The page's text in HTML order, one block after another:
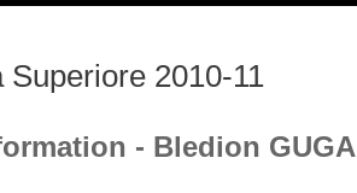
Superiore 2010-11
- Bledion GUGA